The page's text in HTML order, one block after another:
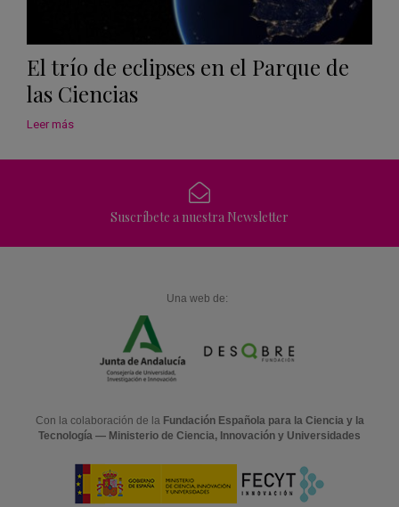
El trío de eclipses en el Parque de
las Ciencias
Leer más
Suscríbete a nuestra Newsletter
Una web de:
Con la colaboración de la Fundación Española para la Ciencia y la
Tecnología — Ministerio de Ciencia, Innovación y Universidades